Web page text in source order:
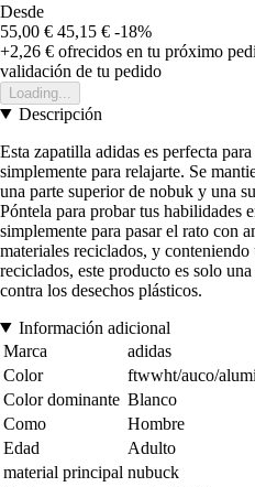
Desde
55,00 € 45,15 € -18%
+2,26 € ofrecidos en tu próximo
validación de tu pedido
Loading...
Descripción
Esta zapatilla adidas es perfecta
simplemente para relajarte. Se
una parte superior de nobuk y una
Póntela para probar tus habilidades
simplemente para pasar el rato con
materiales reciclados, y
reciclados, este producto es solo
contra los desechos plásticos.
Información adicional
Marca
adidas
Color
ftwwht/auco/
Color dominante Blanco
Como
Hombre
Edad
Adulto
material principal nubuck